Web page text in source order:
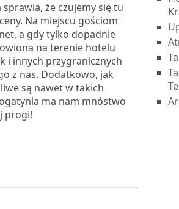
że czujemy się tu
Na miejscu gościom
a gdy tylko dopadnie
na terenie hotelu
i innych przygranicznych
z nas. Dodatkowo, jak
są nawet w takich
ma nam mnóstwo
progi!